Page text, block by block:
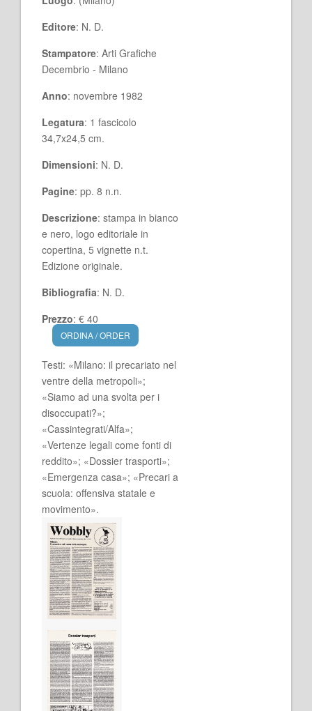
Editore: N. D.
Stampatore: Arti Grafiche
Decembrio - Milano
Anno: novembre 1982
Legatura: 1 fascicolo
34,7x24,5 cm.
Dimensioni: N. D.
Pagine: pp. 8 n.n.
Descrizione: stampa in bianco
e nero, logo editoriale in
copertina, 5 vignette n.t.
Edizione originale.
Bibliografia: N. D.
Prezzo: € 40
ORDINA / ORDER
Testi: «Milano: il precariato nel
ventre della metropoli»;
«Siamo ad una svolta per i
disoccupati?»;
«Cassintegrati/Alfa»;
«Vertenze legali come fonti di
reddito»; «Dossier trasporti»;
«Emergenza casa»; «Precari a
scuola: offensiva statale e
movimento».